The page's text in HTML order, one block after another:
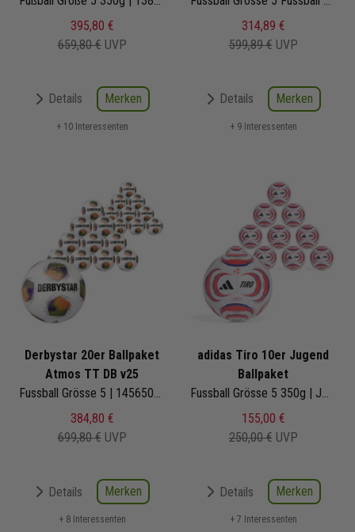
395,80 €
659,80 € UVP
Details Merken
+ 10 Interessenten
314,89 €
599,89 € UVP
Details Merken
+ 9 Interessenten
Derbystar 20er Ballpaket
Atmos TT DB v25
Fussball Grösse 5 | 1456500143 | Fußbälle Set 20-teilig
384,80 €
699,80 € UVP
Details Merken
+ 8 Interessenten
adidas Tiro 10er Jugend
Ballpaket
Fussball Grösse 5 350g | JW1525 | Fußbälle Set 10-teilig
155,00 €
250,00 € UVP
Details Merken
+ 7 Interessenten